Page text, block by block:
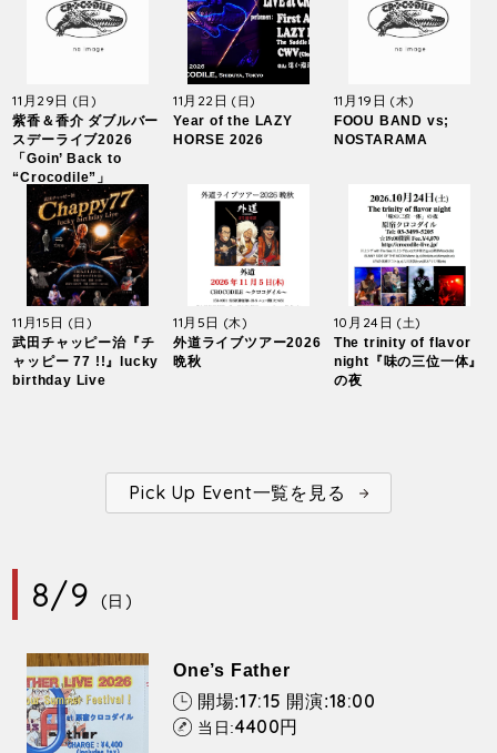
11月29日 (日)
紫香＆香介 ダブルバー
スデーライブ2026
「Goin’ Back to
“Crocodile”」
11月22日(日)
Year of the LAZY
HORSE 2026
11月19日 (木)
FOOU BAND vs;
NOSTARAMA
11月15日 (日)
武田チャッピー治『チ
ャッピー 77 !!』lucky
birthday Live
11月5日 (木)
外道ライブツアー2026
晩秋
10月24日 (土)
The trinity of flavor
night『味の三位一体』
の夜
Pick Up Event一覧を見る
8/9 (日)
One’s Father
開場:17:15 開演:18:00
当日:4400円